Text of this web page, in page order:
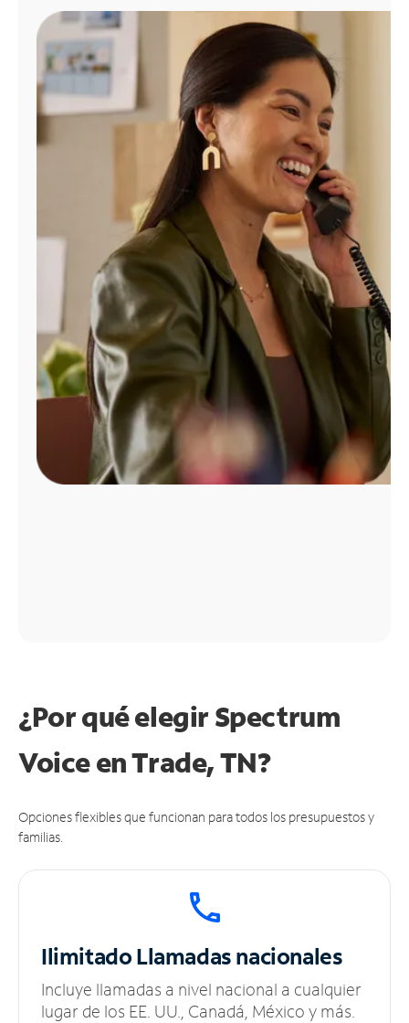
Administrar
cuenta
Encuentra
tienda
¿Por qué elegir Spectrum
Voice en Trade, TN?
Opciones flexibles que funcionan para todos los presupuestos y
familias.
IlimitadoLlamadas nacionales
Incluye llamadas a nivel nacional a cualquier
lugar de los EE. UU., Canadá, México y más.